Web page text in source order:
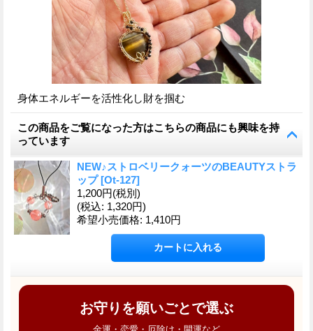
身体エネルギーを活性化し財を掴む
この商品をご覧になった方はこちらの商品にも興味を持
っています
NEW♪ストロベリークォーツのBEAUTYストラ
ップ[Ot-127]
1,200円(税別)
(税込: 1,320円)
希望小売価格: 1,410円
お守りを願いごとで選ぶ